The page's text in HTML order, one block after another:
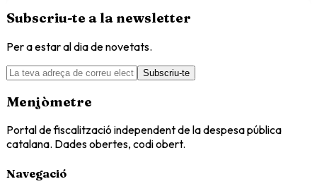
Subscriu-te a la newsletter
Per a estar al dia de novetats.
Subscriu-te
Menjòmetre
Portal de fiscalització independent de la despesa pública
catalana. Dades obertes, codi obert.
Navegació